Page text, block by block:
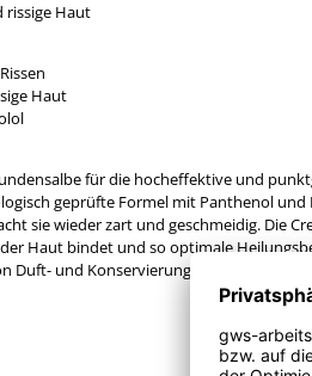
rissige Haut
Haut
für die hocheffektive und
geprüfte Formel mit Panthenol
sie wieder zart und geschmeidig. Die
Haut bindet und so optimale
Duft- und Konservierungsstoffen.